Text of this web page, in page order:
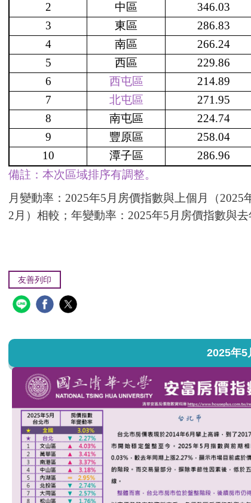
2
中區 346.03
3
東區 286.83
4
南區 266.24
5
西區 229.86
6
西屯區 214.89
7
北屯區 271.95
8
南屯區 224.74
9
豐原區 258.04
10
潭子區 286.96
備註：本次區域排序有調整。
月變動率：2025年5月房價指數與上個月（
2月）相較；年變動率：2025年5月房價指數與去
友善列印
2025年5